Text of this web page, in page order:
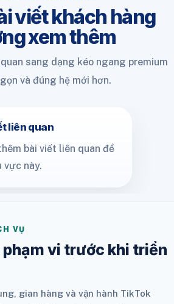
viết khách hàng
xem thêm
sang dạng kéo ngang premium
và đúng hệ mới hơn.
liên quan
bài viết liên quan để
vực này.
VỤ
phạm vi trước khi triển
gian hàng và vận hành TikTok